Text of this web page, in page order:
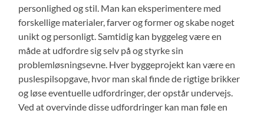
personlighed og stil. Man kan eksperimentere med
forskellige materialer, farver og former og skabe noget
unikt og personligt. Samtidig kan byggeleg være en
måde at udfordre sig selv på og styrke sin
problemløsningsevne. Hver byggeprojekt kan være en
puslespilsopgave, hvor man skal finde de rigtige brikker
og løse eventuelle udfordringer, der opstår undervejs.
Ved at overvinde disse udfordringer kan man føle en